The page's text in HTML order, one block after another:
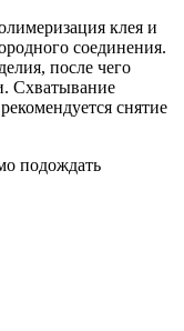
клея и
соединения.
после чего
Схватывание
снятие
подождать